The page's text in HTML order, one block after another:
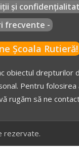
și
frecvente -
Școala Rutieră!
obiectul drepturilor
Pentru
rugăm să ne
rezervate.